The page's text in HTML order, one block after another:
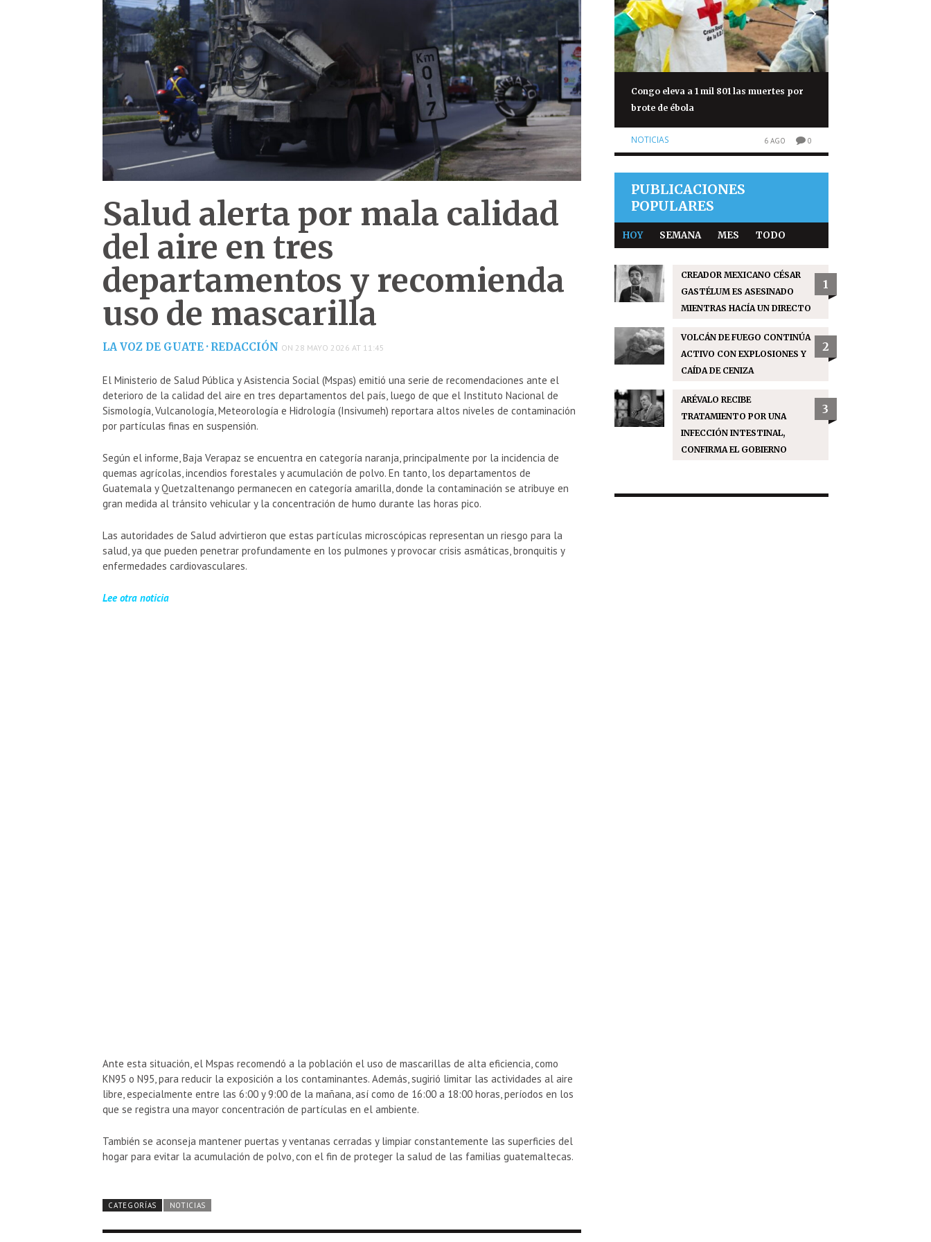
Salud alerta por mala calidad
del aire en tres
departamentos y recomienda
uso de mascarilla
LA VOZ DE GUATE · REDACCIÓN ON 28 MAYO 2026 AT 11:45
El Ministerio de Salud Pública y Asistencia Social (Mspas) emitió una serie de recomendaciones ante el
deterioro de la calidad del aire en tres departamentos del país, luego de que el Instituto Nacional de
Sismología, Vulcanología, Meteorología e Hidrología (Insivumeh) reportara altos niveles de contaminación
por partículas finas en suspensión.
Según el informe, Baja Verapaz se encuentra en categoría naranja, principalmente por la incidencia de
quemas agrícolas, incendios forestales y acumulación de polvo. En tanto, los departamentos de
Guatemala y Quetzaltenango permanecen en categoría amarilla, donde la contaminación se atribuye en
gran medida al tránsito vehicular y la concentración de humo durante las horas pico.
Las autoridades de Salud advirtieron que estas partículas microscópicas representan un riesgo para la
salud, ya que pueden penetrar profundamente en los pulmones y provocar crisis asmáticas, bronquitis y
enfermedades cardiovasculares.
Lee otra noticia
Ante esta situación, el Mspas recomendó a la población el uso de mascarillas de alta eficiencia, como
KN95 o N95, para reducir la exposición a los contaminantes. Además, sugirió limitar las actividades al aire
libre, especialmente entre las 6:00 y 9:00 de la mañana, así como de 16:00 a 18:00 horas, períodos en los
que se registra una mayor concentración de partículas en el ambiente.
También se aconseja mantener puertas y ventanas cerradas y limpiar constantemente las superficies del
hogar para evitar la acumulación de polvo, con el fin de proteger la salud de las familias guatemaltecas.
CATEGORÍAS NOTICIAS
Congo eleva a 1 mil 801 las muertes por
brote de ébola
NOTICIAS 6 AGO 0
Calma vuelve a volcán de fuego, pero
más de 29 mil personas resultan
afectadas
NOTICIAS 6 AGO
PUBLICACIONES
POPULARES
HOY SEMANA MES TODO
CREADOR MEXICANO CÉSAR
GASTÉLUM ES ASESINADO
MIENTRAS HACÍA UN DIRECTO
1
VOLCÁN DE FUEGO CONTINÚA
ACTIVO CON EXPLOSIONES Y
CAÍDA DE CENIZA
2
ARÉVALO RECIBE
TRATAMIENTO POR UNA
INFECCIÓN INTESTINAL,
CONFIRMA EL GOBIERNO
3